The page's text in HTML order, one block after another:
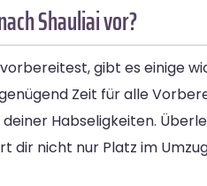
Shauliai vor?
gibt es einige
Zeit für alle
Habseligkeiten.
nicht nur Platz im